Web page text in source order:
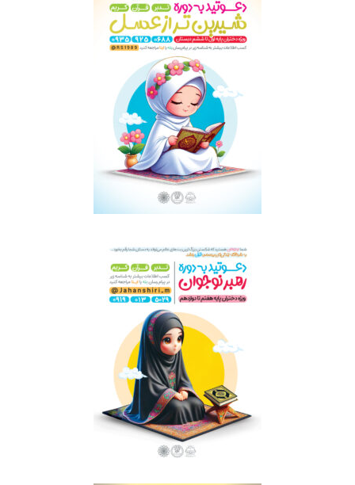
شیرین تر از عسل
رهبر نوجوان